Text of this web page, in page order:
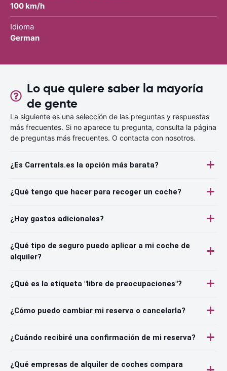
100 km/h
Idioma
German
Lo que quiere saber la mayoría
de gente
La siguiente es una selección de las preguntas y respuestas
más frecuentes. Si no aparece tu pregunta, consulta la página
de preguntas más frecuentes. O contacta con nosotros.
¿Es Carrentals.es la opción más barata?
¿Qué tengo que hacer para recoger un coche?
¿Hay gastos adicionales?
¿Qué tipo de seguro puedo aplicar a mi coche de
alquiler?
¿Qué es la etiqueta "libre de preocupaciones"?
¿Cómo puedo cambiar mi reserva o cancelarla?
¿Cuándo recibiré una confirmación de mi reserva?
¿Qué empresas de alquiler de coches compara